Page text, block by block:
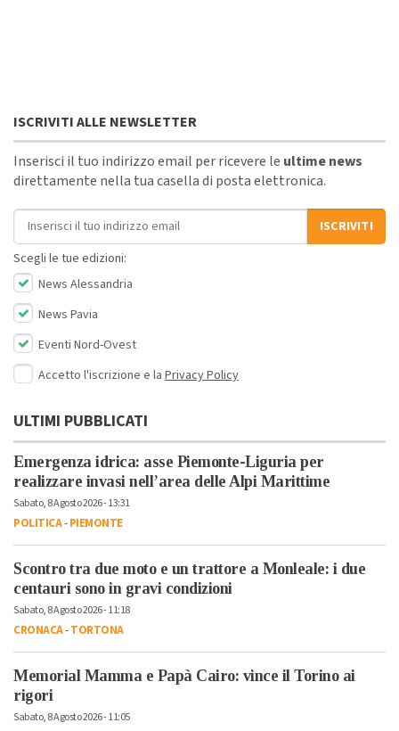
ISCRIVITI ALLE NEWSLETTER
Inserisci il tuo indirizzo email per ricevere le ultime news
direttamente nella tua casella di posta elettronica.
Indirizzo email
ISCRIVITI
Scegli le tue edizioni:
News Alessandria
News Pavia
Eventi Nord-Ovest
Accetto l'iscrizione e la Privacy Policy
ULTIMI PUBBLICATI
Emergenza idrica: asse Piemonte-Liguria per
realizzare invasi nell’area delle Alpi Marittime
Sabato, 8 Agosto 2026 - 13:31
POLITICA-PIEMONTE
Scontro tra due moto e un trattore a Monleale: i due
centauri sono in gravi condizioni
Sabato, 8 Agosto 2026 - 11:18
CRONACA-TORTONA
Memorial Mamma e Papà Cairo: vince il Torino ai
rigori
Sabato, 8 Agosto 2026 - 11:05